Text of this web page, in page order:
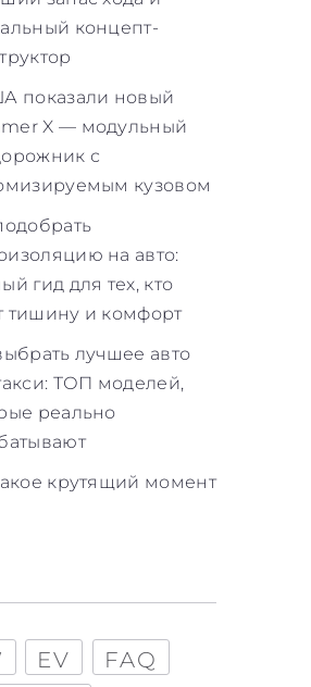
концепт-
показали новый
X — модульный
с
кузовом
на авто:
гид для тех, кто
тишину и комфорт
лучшее авто
ТОП моделей,
реально
крутящий момент
EV
FAQ